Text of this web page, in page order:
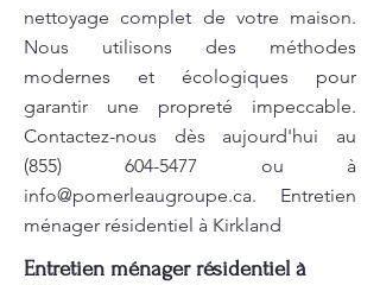
nettoyage complet de votre maison.
Nous utilisons des méthodes
modernes et écologiques pour
garantir une propreté impeccable.
Contactez-nous dès aujourd'hui au
(855) 604-5477 ou à
info@pomerleaugroupe.ca. Entretien
ménager résidentiel à Kirkland
Entretien ménager résidentiel à